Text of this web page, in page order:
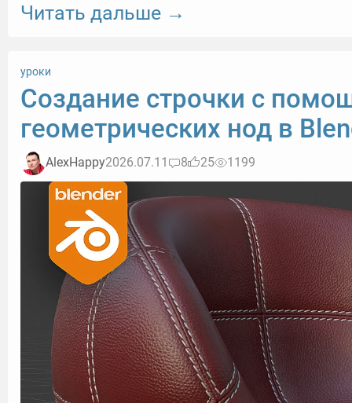
Читать дальше →
уроки
Создание строчки с
геометрических нод в
AlexHappy2026.07.11 8 25 1199